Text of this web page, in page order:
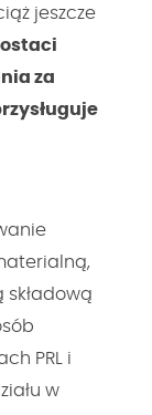
jeszcze
za
składową
PRL i
w